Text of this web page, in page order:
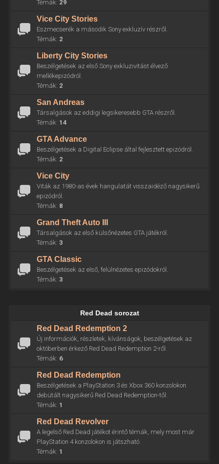
Témák: 29
Vice City Stories
Eszmecserék a második Sony exkluzív részről.
Témák: 2
Liberty City Stories
Beszélgetések az első Sony exkluzivitást élvező
mellékepizódról.
Témák: 2
San Andreas
Társalgások az eddigi legsikeresebb GTA részről.
Témák: 14
GTA Advance
Beszélgetések a Digital Eclipse által fejlesztett epizódról.
Témák: 2
Vice City
Viták az 1980-as évek hangulatát visszaidéző nagysikerű
epizódról.
Témák: 8
Grand Theft Auto III
Társalgások az első külsőnézetes GTA játékról.
Témák: 3
GTA Classic
Beszélgetések az első, felülnézetes epizódokról.
Témák: 3
Red Dead sorozat
Red Dead Redemption 2
Új információk, részletek, kívánságok, beszélgetések az
októberben érkező Red Dead Redemption 2-ről.
Témák: 6
Red Dead Redemption
Beszélgetések a PlayStation 3 és Xbox 360 konzolokon
debütált nagysikerű Red Dead Redemption-től.
Témák: 1
Red Dead Revolver
A legelső Red Dead játékot érintő témák, mely most már
PlayStation 4 konzolokon is játszható.
Témák: 1